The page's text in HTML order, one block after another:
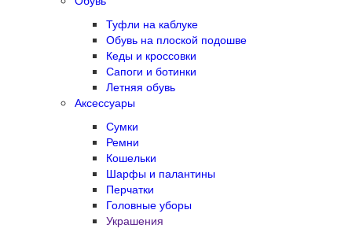
Туфли на каблуке
Обувь на плоской подошве
Кеды и кроссовки
Сапоги и ботинки
Летняя обувь
Аксессуары
Сумки
Ремни
Кошельки
Шарфы и палантины
Перчатки
Головные уборы
Украшения